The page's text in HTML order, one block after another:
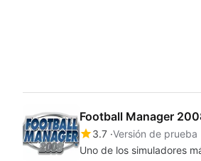
Football Manager
3.7 Versión de prueba
Uno de los simuladores